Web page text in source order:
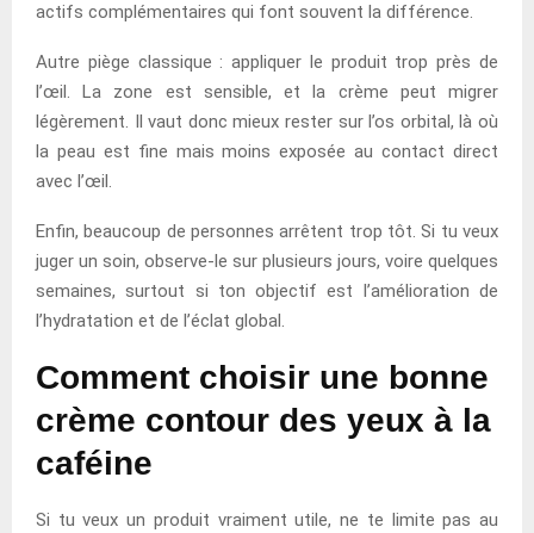
actifs complémentaires qui font souvent la différence.
Autre piège classique : appliquer le produit trop près de
l’œil. La zone est sensible, et la crème peut migrer
légèrement. Il vaut donc mieux rester sur l’os orbital, là où
la peau est fine mais moins exposée au contact direct
avec l’œil.
Enfin, beaucoup de personnes arrêtent trop tôt. Si tu veux
juger un soin, observe-le sur plusieurs jours, voire quelques
semaines, surtout si ton objectif est l’amélioration de
l’hydratation et de l’éclat global.
Comment choisir une bonne
crème contour des yeux à la
caféine
Si tu veux un produit vraiment utile, ne te limite pas au